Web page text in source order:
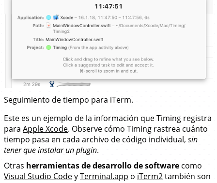
Seguimiento de tiempo para iTerm.
Este es un ejemplo de la información que Timing registra
para Apple Xcode. Observe cómo Timing rastrea cuánto
tiempo pasa en cada archivo de código individual, sin
tener que instalar un plugin.
Otras herramientas de desarrollo de software como
Visual Studio CodeyTerminal.app o iTerm2también son